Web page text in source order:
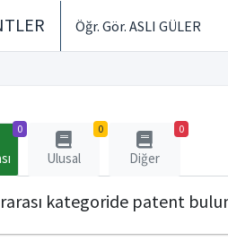
Öğr. Gör. ASLI GÜLER
0 0
Ulusal
0
Diğer
kategoride patent